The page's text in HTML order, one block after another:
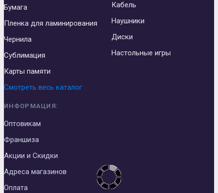
Бумага
Пленка для ламинирования
Чернила
Сублимация
Карты памяти
Кабель
Наушники
Диски
Настольные игры
Смотреть весь каталог
ИНФОРМАЦИЯ:
Оптовикам
Франшиза
Акции и Скидки
Адреса магазинов
Оплата